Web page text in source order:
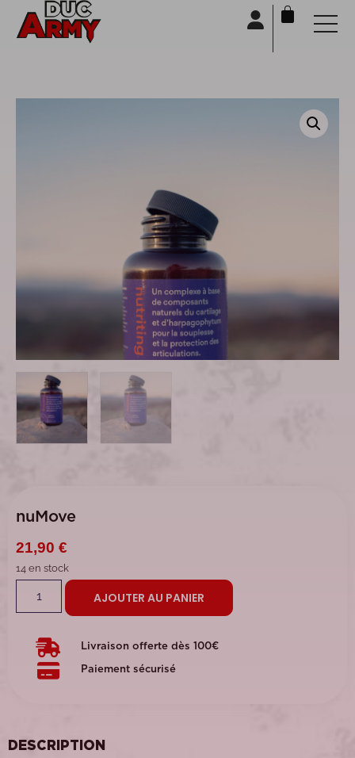
nuMove
21,90 €
14 en stock
AJOUTER AU PANIER
Livraison offerte dès 100€
Paiement sécurisé
DESCRIPTION
Panneau de gestion des cookies